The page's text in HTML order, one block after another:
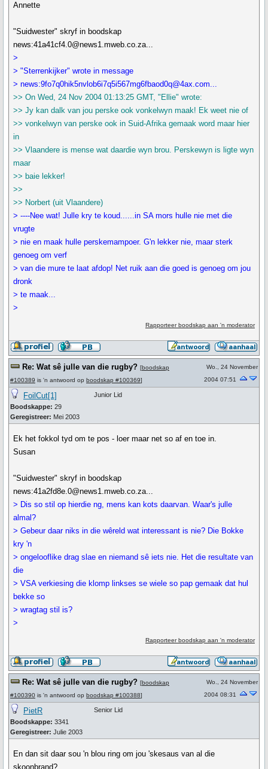
Annette
"Suidwester" skryf in boodskap
news:41a41cf4.0@news1.mweb.co.za...
>
> "Sterrenkijker" wrote in message
> news:9fo7q0hik5nvlob6i7q5i567mg6fbaod0q@4ax.com...
>> On Wed, 24 Nov 2004 01:13:25 GMT, "Ellie" wrote:
>> Jy kan dalk van jou perske ook vonkelwyn maak! Ek weet nie of
>> vonkelwyn van perske ook in Suid-Afrika gemaak word maar hier
in
>> Vlaandere is mense wat daardie wyn brou. Perskewyn is ligte wyn
maar
>> baie lekker!
>>
>> Norbert (uit Vlaandere)
> ----Nee wat! Julle kry te koud......in SA mors hulle nie met die
vrugte
> nie en maak hulle perskemampoer. G'n lekker nie, maar sterk
genoeg om verf
> van die mure te laat afdop! Net ruik aan die goed is genoeg om jou
dronk
> te maak...
>
Rapporteer boodskap aan 'n moderator
Re: Wat sê julle van die rugby? [boodskap
#100389 is 'n antwoord op boodskap #100369]
Wo., 24 November
2004 07:51
FoilCut[1]
Boodskappe: 29
Geregistreer: Mei 2003
Junior Lid
Ek het fokkol tyd om te pos - loer maar net so af en toe in.
Susan
"Suidwester" skryf in boodskap
news:41a2fd8e.0@news1.mweb.co.za...
> Dis so stil op hierdie ng, mens kan kots daarvan. Waar's julle
almal?
> Gebeur daar niks in die wêreld wat interessant is nie? Die Bokke
kry 'n
> ongelooflike drag slae en niemand sê iets nie. Het die resultate van
die
> VSA verkiesing die klomp linkses se wiele so pap gemaak dat hul
bekke so
> wragtag stil is?
>
Rapporteer boodskap aan 'n moderator
Re: Wat sê julle van die rugby? [boodskap
#100390 is 'n antwoord op boodskap #100388]
Wo., 24 November
2004 08:31
PietR
Boodskappe: 3341
Geregistreer: Julie 2003
Senior Lid
En dan sit daar sou 'n blou ring om jou 'skesaus van al die
skoonbrand?